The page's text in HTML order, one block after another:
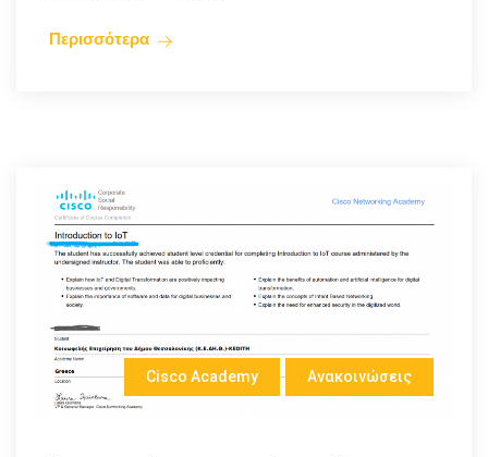
Περισσότερα
Cisco Academy Ανακοινώσεις